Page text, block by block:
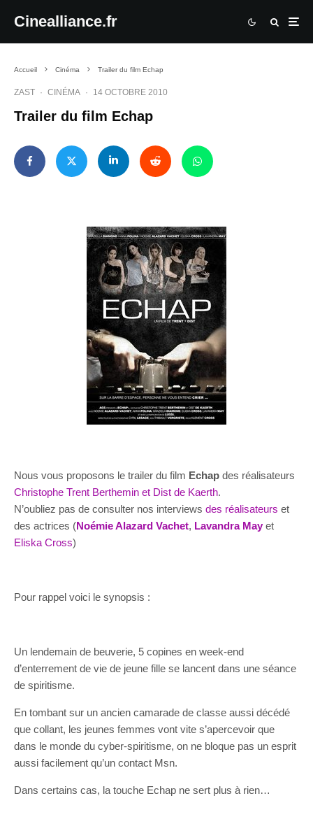
Cinealliance.fr
Accueil Cinéma Trailer du film Echap
ZAST · CINÉMA · 14 OCTOBRE 2010
Trailer du film Echap
Nous vous proposons le trailer du film Echap des réalisateurs
Christophe Trent Berthemin et Dist de Kaerth.
N’oubliez pas de consulter nos interviews des réalisateurs et
des actrices (Noémie Alazard Vachet, Lavandra May et
Eliska Cross)
Pour rappel voici le synopsis :
Un lendemain de beuverie, 5 copines en week-end
d’enterrement de vie de jeune fille se lancent dans une séance
de spiritisme.
En tombant sur un ancien camarade de classe aussi décédé
que collant, les jeunes femmes vont vite s’apercevoir que
dans le monde du cyber-spiritisme, on ne bloque pas un esprit
aussi facilement qu’un contact Msn.
Dans certains cas, la touche Echap ne sert plus à rien…